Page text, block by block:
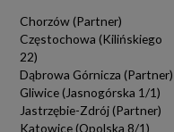
Chorzów (Partner)
Częstochowa (Kilińskiego
22)
Dąbrowa Górnicza (Partner)
Gliwice (Jasnogórska 1/1)
Jastrzębie-Zdrój (Partner)
Katowice (Opolska 8/1)